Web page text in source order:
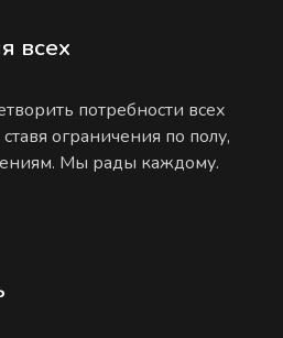
всех
потребности всех
ограничения по полу,
Мы рады каждому.